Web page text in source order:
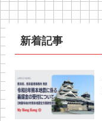
新着記事